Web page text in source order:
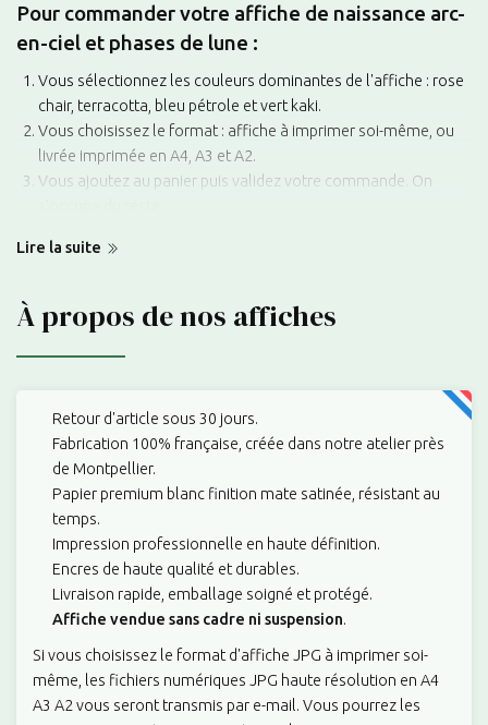
Pour commander votre affiche de naissance arc-
en-ciel et phases de lune :
Vous sélectionnez les couleurs dominantes de l'affiche : rose
chair, terracotta, bleu pétrole et vert kaki.
Vous choisissez le format : affiche à imprimer soi-même, ou
livrée imprimée en A4, A3 et A2.
Vous ajoutez au panier puis validez votre commande. On
Lire la suite
À propos de nos affiches
Retour d'article sous 30 jours.
Fabrication 100% française, créée dans notre atelier près
de Montpellier.
Papier premium blanc finition mate satinée, résistant au
temps.
Impression professionnelle en haute définition.
Encres de haute qualité et durables.
Livraison rapide, emballage soigné et protégé.
Affiche vendue sans cadre ni suspension.
Si vous choisissez le format d'affiche JPG à imprimer soi-
même, les fichiers numériques JPG haute résolution en A4
A3 A2 vous seront transmis par e-mail. Vous pourrez les